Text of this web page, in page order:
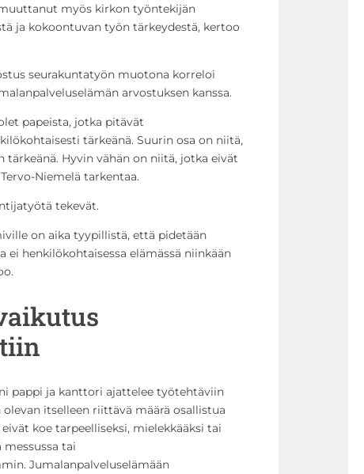
myös kirkon työntekijän
ja kokoontuvan työn tärkeydestä, kertoo
seurakuntatyön muotona korreloi
arvostuksen kanssa.
papeista, jotka pitävät
tärkeänä. Suurin osa on niitä,
Hyvin vähän on niitä, jotka eivät
Niemelä tarkentaa.
tekevät.
on aika tyypillistä, että pidetään
ei henkilökohtaisessa elämässä niinkään
pappi ja kanttori ajattelee työtehtäviin
itselleen riittävä määrä osallistua
koe tarpeelliseksi, mielekkääksi tai
tai
Jumalanpalveluselämään